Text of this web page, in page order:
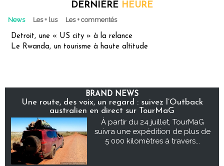
DERNIÈRE HEURE
News Les + lus Les + commentés
Detroit, une « US city » à la relance
Le Rwanda, un tourisme à haute altitude
BRAND NEWS
Une route, des voix, un regard : suivez l’Outback
australien en direct sur TourMaG
À partir du 24 juillet, TourMaG
suivra une expédition de plus de
5 000 kilomètres à travers...